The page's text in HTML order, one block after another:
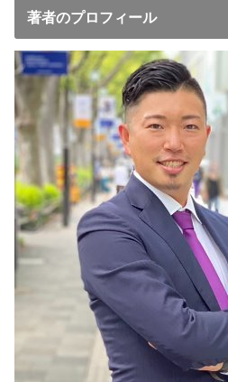
著者のプロフィール